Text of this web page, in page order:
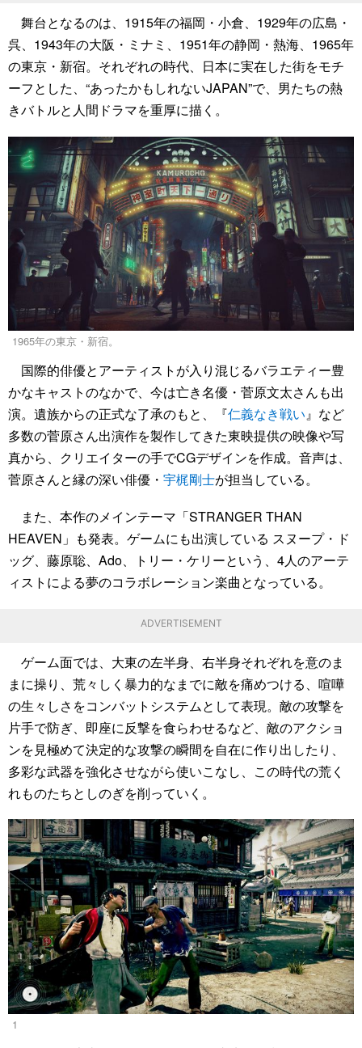
舞台となるのは、1915年の福岡・小倉、1929年の広島・
呉、1943年の大阪・ミナミ、1951年の静岡・熱海、1965年
の東京・新宿。それぞれの時代、日本に実在した街をモチ
ーフとした、“あったかもしれないJAPAN”で、男たちの熱
きバトルと人間ドラマを重厚に描く。
1965年の東京・新宿。
国際的俳優とアーティストが入り混じるバラエティー豊
かなキャストのなかで、今は亡き名優・菅原文太さんも出
演。遺族からの正式な了承のもと、『仁義なき戦い』など
多数の菅原さん出演作を製作してきた東映提供の映像や写
真から、クリエイターの手でCGデザインを作成。音声は、
菅原さんと縁の深い俳優・ 宇梶剛士が担当している。
また、本作のメインテーマ「STRANGER THAN
HEAVEN」も発表。ゲームにも出演している スヌープ・ド
ッグ、藤原聡、Ado、トリー・ケリーという、4人のアーテ
ィストによる夢のコラボレーション楽曲となっている。
ADVERTISEMENT
ゲーム面では、大東の左半身、右半身それぞれを意のま
まに操り、荒々しく暴力的なまでに敵を痛めつける、喧嘩
の生々しさをコンバットシステムとして表現。敵の攻撃を
片手で防ぎ、即座に反撃を食らわせるなど、敵のアクショ
ンを見極めて決定的な攻撃の瞬間を自在に作り出したり、
多彩な武器を強化させながら使いこなし、この時代の荒く
れものたちとしのぎを削っていく。
1